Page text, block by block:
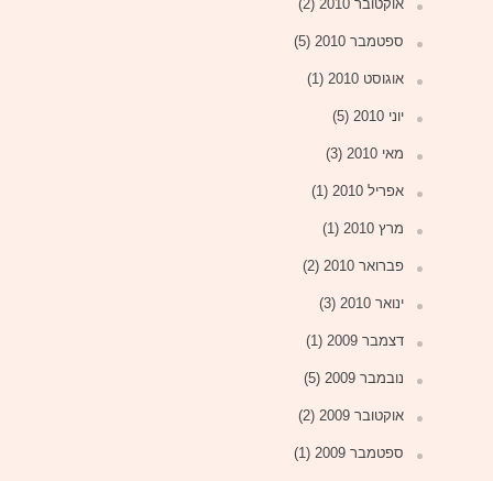
אוקטובר 2010 (2)
ספטמבר 2010 (5)
אוגוסט 2010 (1)
יוני 2010 (5)
מאי 2010 (3)
אפריל 2010 (1)
מרץ 2010 (1)
פברואר 2010 (2)
ינואר 2010 (3)
דצמבר 2009 (1)
נובמבר 2009 (5)
אוקטובר 2009 (2)
ספטמבר 2009 (1)